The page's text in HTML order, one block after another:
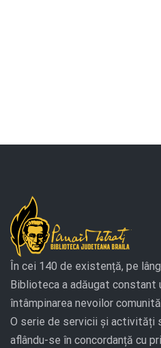
În cei 140 de existență, pe
Biblioteca a adăugat constant
întâmpinarea nevoilor
O serie de servicii și activități
aflându-se în concordanță cu